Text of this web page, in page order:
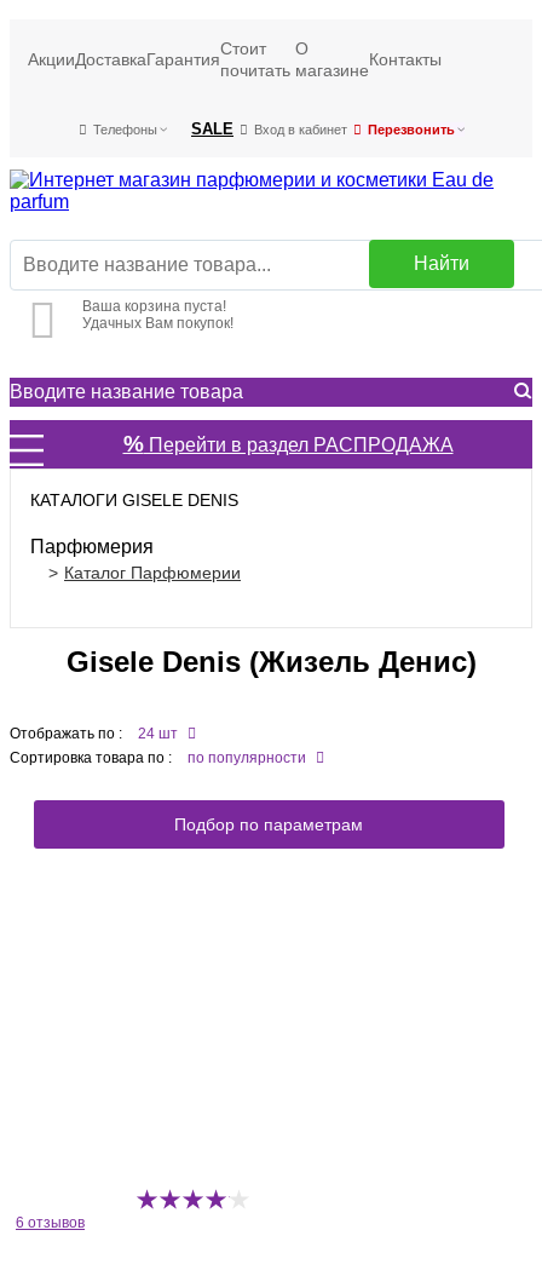
АкцииДоставкаГарантия
Стоит
почитать
О
магазине
Контакты
Телефоны SALE Вход в кабинет Перезвонить
Найти
Ваша корзина пуста!
Удачных Вам покупок!
%Перейти в раздел РАСПРОДАЖА
КАТАЛОГИ GISELE DENIS
Парфюмерия
Каталог Парфюмерии
Gisele Denis (Жизель Денис)
Отображать по :
24 шт
Сортировка товара по :
по популярности
Подбор по параметрам
6 отзывов